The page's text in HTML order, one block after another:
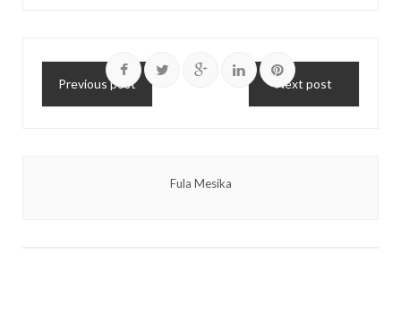
Previous post Next post
Fula Mesika